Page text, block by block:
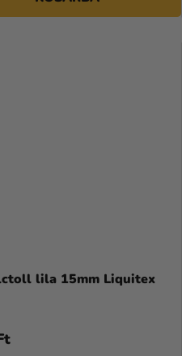
lila 15mm Liquitex